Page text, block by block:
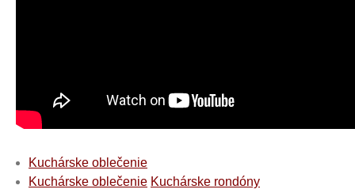
Kuchárske oblečenie
Kuchárske oblečenie Kuchárske rondóny